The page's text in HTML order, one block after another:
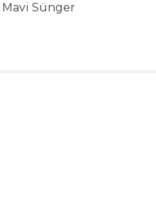
Mavi Sünger